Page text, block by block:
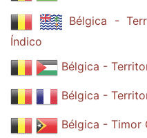
Bélgica -
Índico
Bélgica -
Bélgica -
Bélgica - Timor